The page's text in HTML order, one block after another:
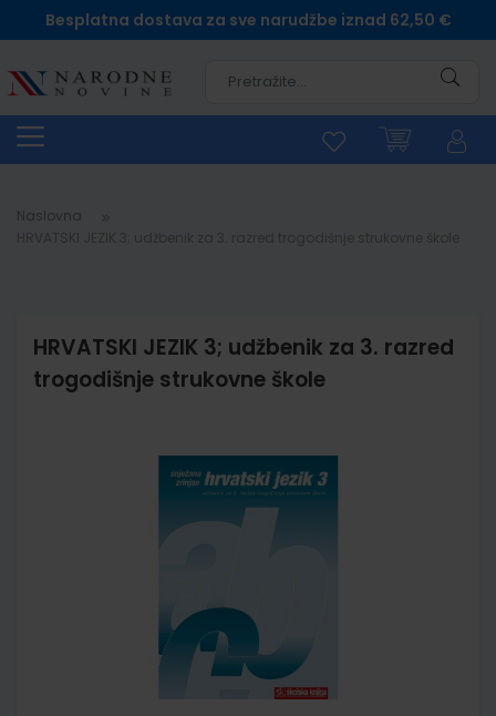
Besplatna dostava za sve narudžbe iznad 62,50 €
Naslovna
HRVATSKI JEZIK 3; udžbenik za 3. razred
trogodišnje strukovne škole